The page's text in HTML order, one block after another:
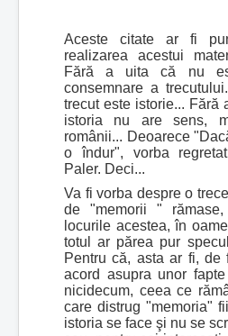
Aceste citate ar fi
realizarea acestui
Fără a uita că nu
consemnare a
trecut este istorie... Fără
istoria nu are sens,
românii... Deoarece
o îndur", vorba
Paler. Deci...
Va fi vorba despre o
de "memorii "
locurile acestea, în
totul ar părea pur
Pentru că, asta ar fi, de
acord asupra unor
nicidecum, ceea ce
care distrug "memoria"
istoria se face şi nu se